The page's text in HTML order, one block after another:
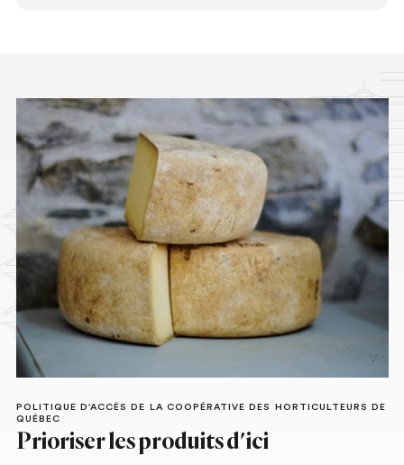
POLITIQUE D'ACCÈS DE LA COOPÉRATIVE DES HORTICULTEURS DE
QUÉBEC
Prioriser les produits d'ici